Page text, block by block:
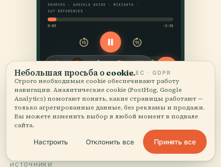
ИСТОЧНИКИ
Небольшая просьба о cookie.ЕС · GDPR
Строго необходимые cookie обеспечивают работу
навигации. Аналитические cookie (PostHog, Google
Analytics) помогают понять, какие страницы работают —
только агрегированные данные, без рекламы и продажи.
Вы можете изменить выбор в любой момент в подвале
сайта.
Настроить Отклонить все Принять все